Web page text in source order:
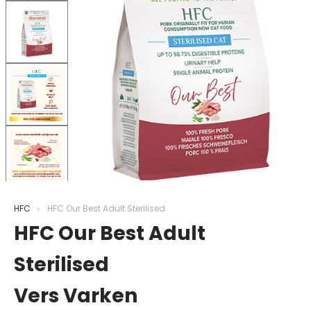
HFC HFC Our Best Adult Sterilised
HFC Our Best Adult
Sterilised
Vers Varken